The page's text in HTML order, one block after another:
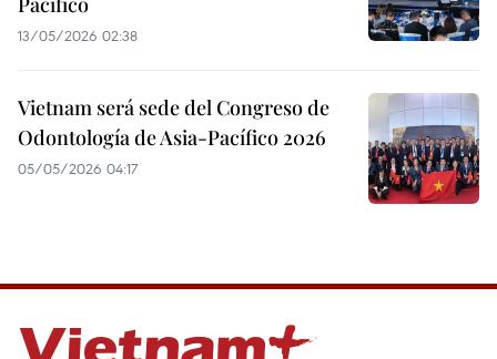
13/05/2026 02:38
Vietnam será sede del Congreso de
Odontología de Asia-Pacífico 2026
05/05/2026 04:17